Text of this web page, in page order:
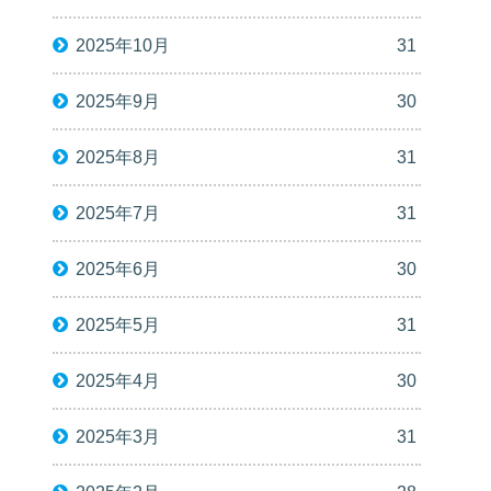
2025年10月 31
2025年9月 30
2025年8月 31
2025年7月 31
2025年6月 30
2025年5月 31
2025年4月 30
2025年3月 31